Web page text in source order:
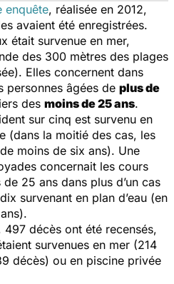
enquête, réalisée en 2012,
avaient été enregistrées.
était survenue en mer,
des 300 mètres des plages
Elles concernent dans
personnes âgées de plus de
des moins de 25 ans.
sur cinq est survenu en
(dans la moitié des cas, les
moins de six ans). Une
concernait les cours
25 ans dans plus d’un cas
survenant en plan d’eau (en
décès ont été recensés,
survenues en mer (214
décès) ou en piscine privée